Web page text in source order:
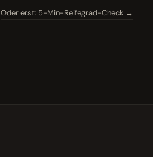
Oder erst: 5-Min-Reifegrad-Check →